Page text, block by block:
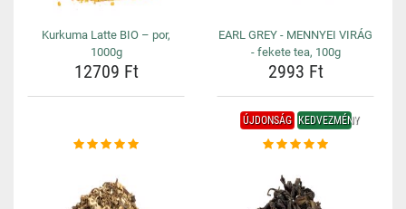
Kurkuma Latte BIO – por,
1000g
12709 Ft
EARL GREY - MENNYEI VIRÁG
- fekete tea, 100g
2993 Ft
ÚJDONSÁG KEDVEZMÉNY